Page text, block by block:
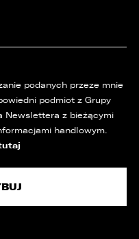
podanych przeze mnie
podmiot z Grupy
Newslettera z bieżącymi
handlowym.